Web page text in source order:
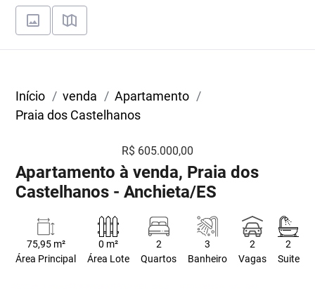
Início venda
Apartamento
Praia dos Castelhanos
R$ 605.000,00
Apartamento à venda, Praia dos
Castelhanos - Anchieta/ES
75,95 m²
Área Principal
0 m²
Área Lote
2
Quartos
3
Banheiro
2
Vagas
2
Suite